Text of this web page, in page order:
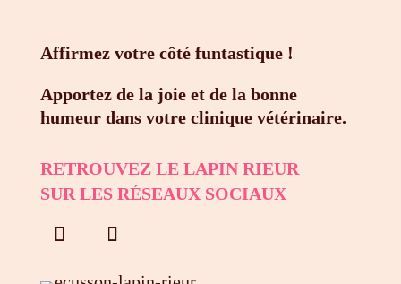
Affirmez votre côté funtastique !
Apportez de la joie et de la bonne
humeur dans votre clinique vétérinaire.
RETROUVEZ LE LAPIN RIEUR
SUR LES RÉSEAUX SOCIAUX